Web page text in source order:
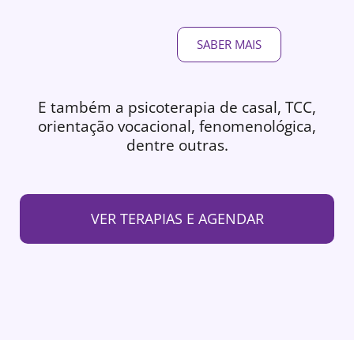
SABER MAIS
E também a psicoterapia de casal, TCC,
orientação vocacional, fenomenológica,
dentre outras.
VER TERAPIAS E AGENDAR